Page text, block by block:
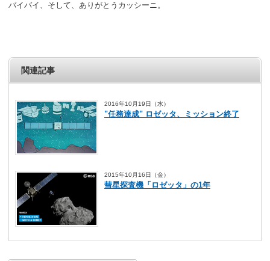
バイバイ、そして、ありがとうカッシーニ。
関連記事
2016年10月19日（水）
"任務達成" ロゼッタ、ミッション終了
2015年10月16日（金）
彗星探査機「ロゼッタ」の1年